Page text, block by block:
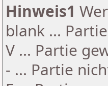
Hinweis1
blank ...
V ... Partie
- ... Partie